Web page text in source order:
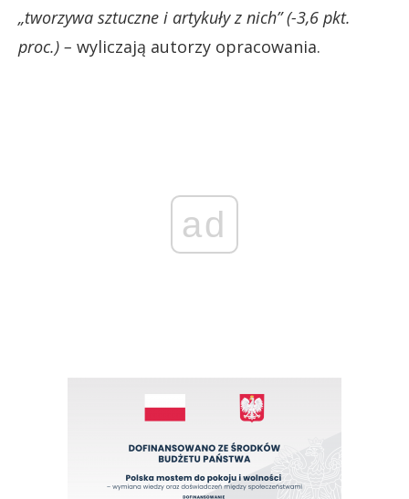
„tworzywa sztuczne i artykuły z nich” (-3,6 pkt.
proc.) – wyliczają autorzy opracowania.
ad